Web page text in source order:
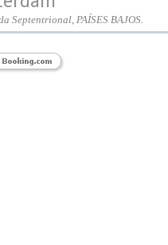
Septentrional, PAÍSES BAJOS.